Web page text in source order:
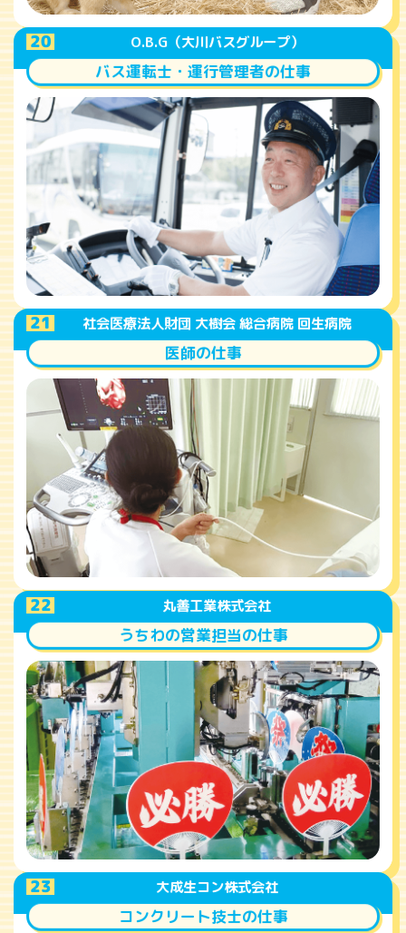
A20 O.B.G（大川バスグループ）
バス運転士・運行管理者の仕事
A21 社会医療法人財団 大樹会 総合病院 回生病院
医師の仕事
A22 丸善工業株式会社
うちわの営業担当の仕事
A23 大成生コン株式会社
コンクリート技士の仕事